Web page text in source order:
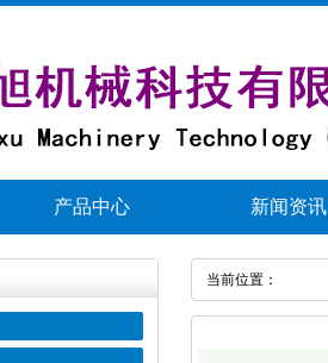
产品中心 新闻资讯
当前位置：